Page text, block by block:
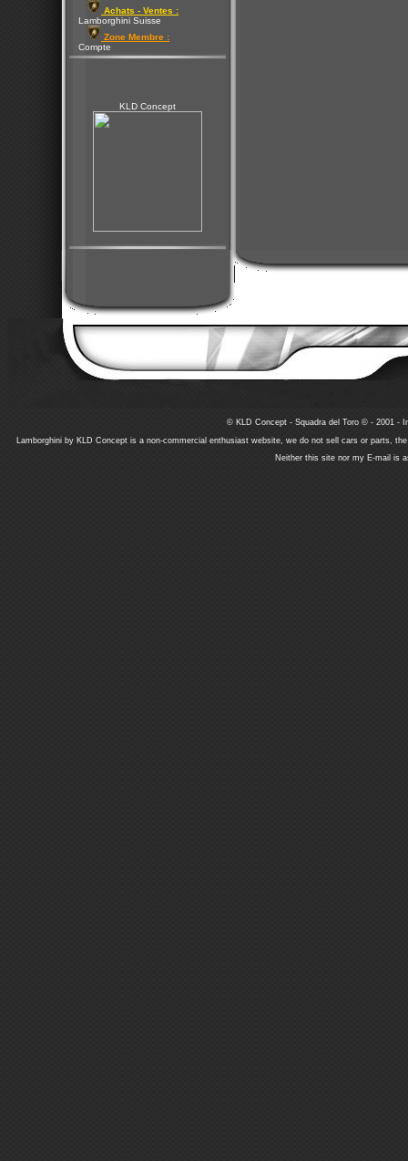
Achats - Ventes :
Lamborghini Suisse
Zone Membre :
Compte
KLD Concept
© KLD Concept - Squadra del Toro © - 2001 -
Lamborghini by KLD Concept is a non-commercial enthusiast website, we do not sell cars or parts,
Neither this site nor my E-mail is